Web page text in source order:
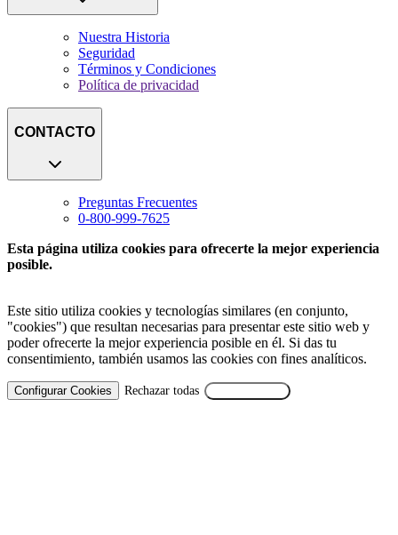
Nuestra Historia
Seguridad
Términos y Condiciones
Política de privacidad
CONTACTO
Preguntas Frecuentes
0-800-999-7625
Esta página utiliza cookies para ofrecerte la mejor experiencia
posible.
Este sitio utiliza cookies y tecnologías similares (en conjunto,
"cookies") que resultan necesarias para presentar este sitio web y
poder ofrecerte la mejor experiencia posible en él. Si das tu
consentimiento, también usamos las cookies con fines analíticos.
Configurar Cookies Rechazar todas